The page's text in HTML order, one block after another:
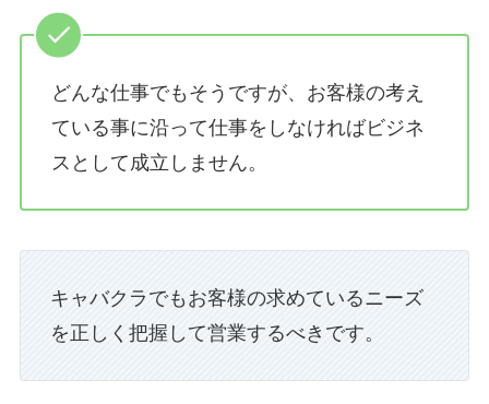
どんな仕事でもそうですが、お客様の考え
ている事に沿って仕事をしなければビジネ
スとして成立しません。
キャバクラでもお客様の求めているニーズ
を正しく把握して営業するべきです。